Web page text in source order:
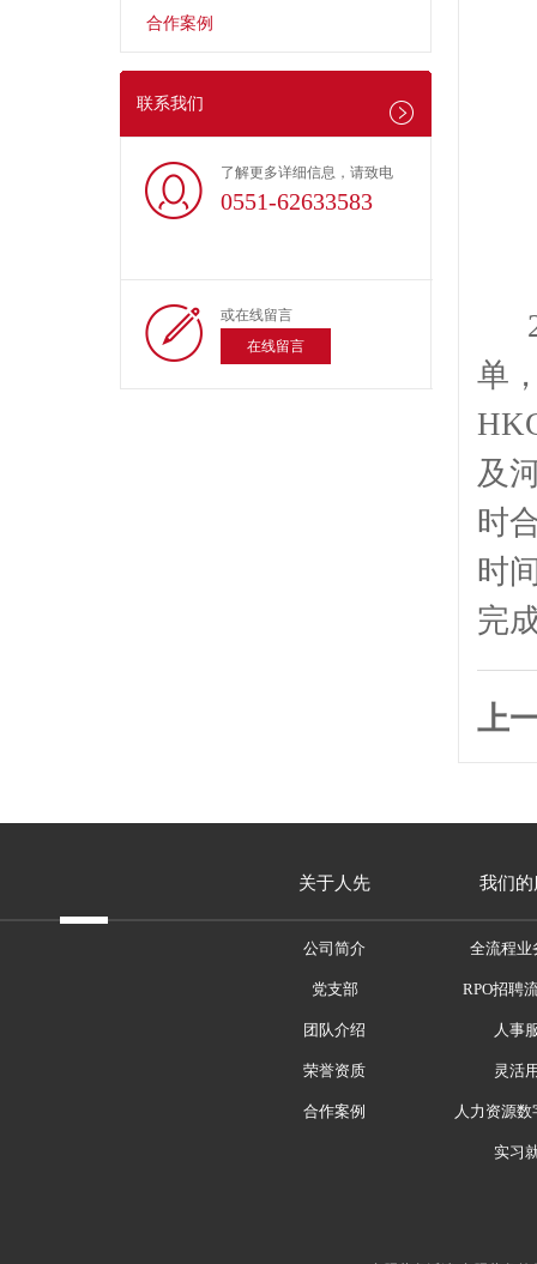
合作案例
联系我们
了解更多详细信息，请致电
0551-62633583
或在线留言
在线留言
单
及
时
时
完
上
关于人先
公司简介
党支部
团队介绍
荣誉资质
合作案例
我们的
全流程业
RPO招聘
人事
灵活
人力资源
实习